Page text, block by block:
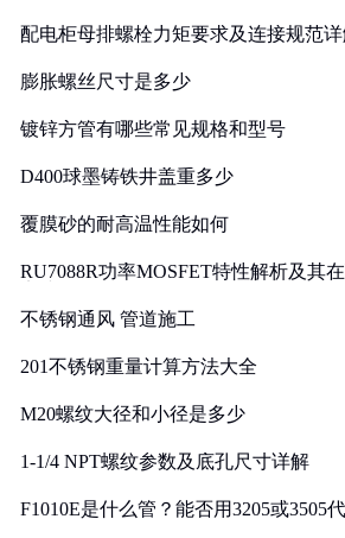
配电柜母排螺栓力矩要求及连接规范
膨胀螺丝尺寸是多少
镀锌方管有哪些常见规格和型号
D400球墨铸铁井盖重多少
覆膜砂的耐高温性能如何
RU7088R功率MOSFET特性解析及其
不锈钢通风 管道施工
201不锈钢重量计算方法大全
M20螺纹大径和小径是多少
1-1/4 NPT螺纹参数及底孔尺寸详解
F1010E是什么管？能否用3205或3505